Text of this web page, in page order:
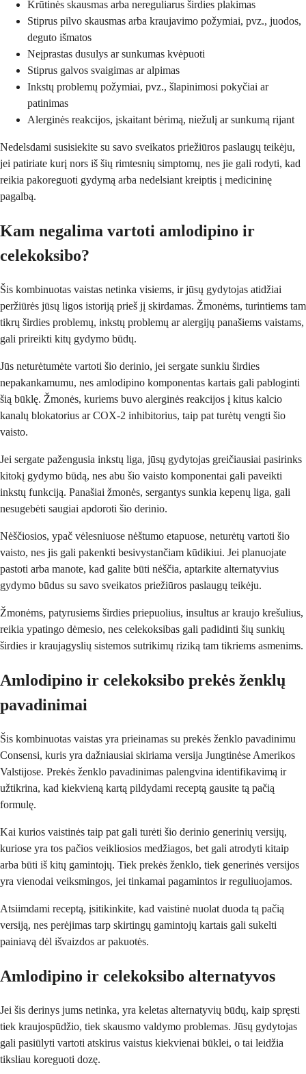
Krūtinės skausmas arba nereguliarus širdies plakimas
Stiprus pilvo skausmas arba kraujavimo požymiai, pvz., juodos,
deguto išmatos
Neįprastas dusulys ar sunkumas kvėpuoti
Stiprus galvos svaigimas ar alpimas
Inkstų problemų požymiai, pvz., šlapinimosi pokyčiai ar
patinimas
Alerginės reakcijos, įskaitant bėrimą, niežulį ar sunkumą rijant
Nedelsdami susisiekite su savo sveikatos priežiūros paslaugų teikėju,
jei patiriate kurį nors iš šių rimtesnių simptomų, nes jie gali rodyti, kad
reikia pakoreguoti gydymą arba nedelsiant kreiptis į medicininę
pagalbą.
Kam negalima vartoti amlodipino ir
celekoksibo?
Šis kombinuotas vaistas netinka visiems, ir jūsų gydytojas atidžiai
peržiūrės jūsų ligos istoriją prieš jį skirdamas. Žmonėms, turintiems tam
tikrų širdies problemų, inkstų problemų ar alergijų panašiems vaistams,
gali prireikti kitų gydymo būdų.
Jūs neturėtumėte vartoti šio derinio, jei sergate sunkiu širdies
nepakankamumu, nes amlodipino komponentas kartais gali pabloginti
šią būklę. Žmonės, kuriems buvo alerginės reakcijos į kitus kalcio
kanalų blokatorius ar COX-2 inhibitorius, taip pat turėtų vengti šio
vaisto.
Jei sergate pažengusia inkstų liga, jūsų gydytojas greičiausiai pasirinks
kitokį gydymo būdą, nes abu šio vaisto komponentai gali paveikti
inkstų funkciją. Panašiai žmonės, sergantys sunkia kepenų liga, gali
nesugebėti saugiai apdoroti šio derinio.
Nėščiosios, ypač vėlesniuose nėštumo etapuose, neturėtų vartoti šio
vaisto, nes jis gali pakenkti besivystančiam kūdikiui. Jei planuojate
pastoti arba manote, kad galite būti nėščia, aptarkite alternatyvius
gydymo būdus su savo sveikatos priežiūros paslaugų teikėju.
Žmonėms, patyrusiems širdies priepuolius, insultus ar kraujo krešulius,
reikia ypatingo dėmesio, nes celekoksibas gali padidinti šių sunkių
širdies ir kraujagyslių sistemos sutrikimų riziką tam tikriems asmenims.
Amlodipino ir celekoksibo prekės ženklų
pavadinimai
Šis kombinuotas vaistas yra prieinamas su prekės ženklo pavadinimu
Consensi, kuris yra dažniausiai skiriama versija Jungtinėse Amerikos
Valstijose. Prekės ženklo pavadinimas palengvina identifikavimą ir
užtikrina, kad kiekvieną kartą pildydami receptą gausite tą pačią
formulę.
Kai kurios vaistinės taip pat gali turėti šio derinio generinių versijų,
kuriose yra tos pačios veikliosios medžiagos, bet gali atrodyti kitaip
arba būti iš kitų gamintojų. Tiek prekės ženklo, tiek generinės versijos
yra vienodai veiksmingos, jei tinkamai pagamintos ir reguliuojamos.
Atsiimdami receptą, įsitikinkite, kad vaistinė nuolat duoda tą pačią
versiją, nes perėjimas tarp skirtingų gamintojų kartais gali sukelti
painiavą dėl išvaizdos ar pakuotės.
Amlodipino ir celekoksibo alternatyvos
Jei šis derinys jums netinka, yra keletas alternatyvių būdų, kaip spręsti
tiek kraujospūdžio, tiek skausmo valdymo problemas. Jūsų gydytojas
gali pasiūlyti vartoti atskirus vaistus kiekvienai būklei, o tai leidžia
tiksliau koreguoti dozę.